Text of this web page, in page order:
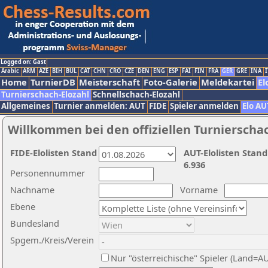
Logged on: Gast
Arabic ARM AZE BIH BUL CAT CHN CRO CZE DEN ENG ESP FAI FIN FRA GER GRE INA
Home TurnierDB Meisterschaft Foto-Galerie Meldekartei
Turnierschach-Elozahl Schnellschach-Elozahl
Allgemeines Turnier anmelden: AUT FIDE Spieler anmelden Elo
Willkommen bei den offiziellen
Nachname
Vorname
Ebene
Personennummer
Bundesland
Spgem./Kreis/Verein
Nur "österreichische" Spieler
AUT-Elolisten
6.936
FIDE-Elolisten Stand